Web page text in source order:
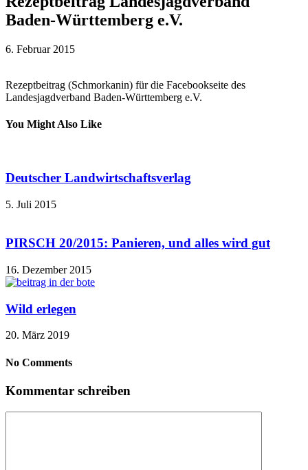
Baden-Württemberg e.V.
6. Februar 2015
Rezeptbeitrag (Schmorkanin) für die Facebookseite des
Landesjagdverband Baden-Württemberg e.V.
You Might Also Like
Deutscher Landwirtschaftsverlag
5. Juli 2015
PIRSCH 20/2015: Panieren, und alles wird gut
16. Dezember 2015
Wild erlegen
20. März 2019
No Comments
Kommentar schreiben